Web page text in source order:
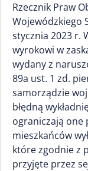
Rzecznik Praw
Wojewódzkiego
stycznia 2023 r.
wyrokowi w
wydany z
89a ust. 1 zd.
samorządzie
błędną
ograniczają one
mieszkańców
które zgodnie z
przyjęte przez